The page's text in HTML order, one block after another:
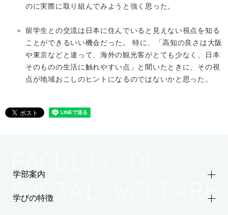
のに実際に取り組んでみようと強く思った。
留学生との交流は日本に住んでいると見えない視点を知る
ことができるいい機会だった。 特に、「高知の良さは大阪
や東京などと違って、海外の観光客がとても少なく、日本
そのものの生活に触れやすい点」と聞いたときに、その視
点が地域おこしのヒントになるのではないかと思った。
学部案内
学びの特徴